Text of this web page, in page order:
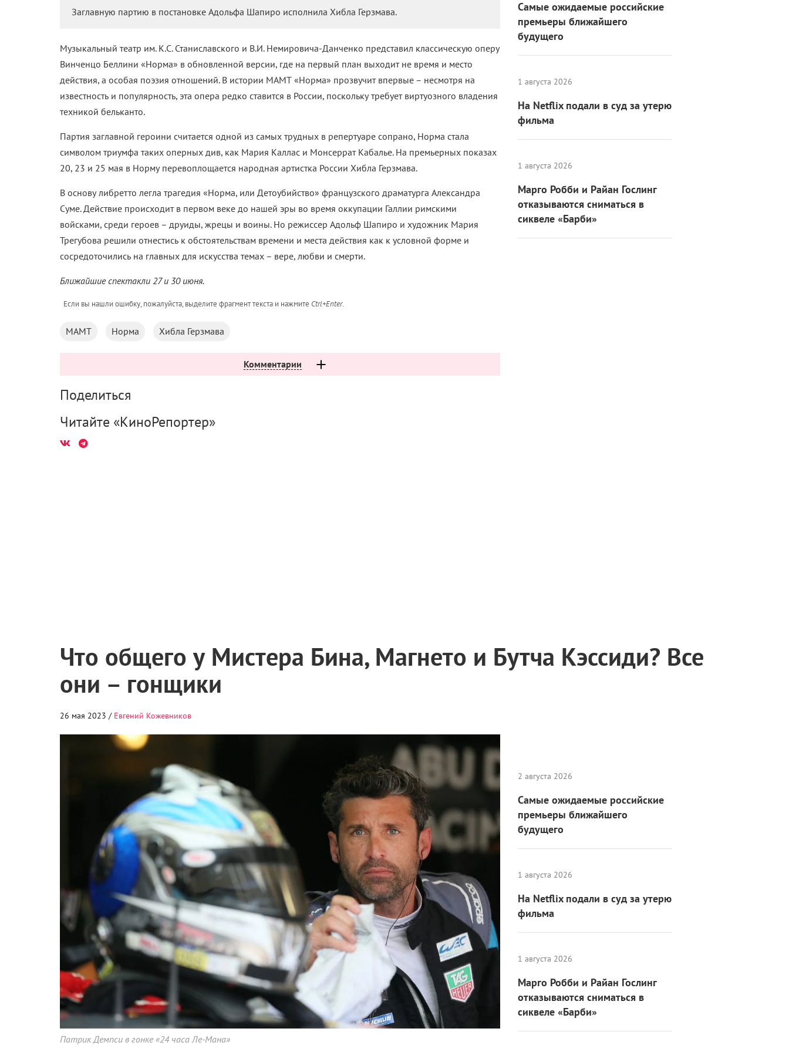
Заглавную партию в постановке Адольфа Шапиро исполнила Хибла Герзмава.
Музыкальный театр им. К.С. Станиславского и В.И. Немировича-Данченко представил классическую оперу
Винченцо Беллини «Норма» в обновленной версии, где на первый план выходит не время и место
действия, а особая поэзия отношений. В истории МАМТ «Норма» прозвучит впервые – несмотря на
известность и популярность, эта опера редко ставится в России, поскольку требует виртуозного владения
техникой бельканто.
Партия заглавной героини считается одной из самых трудных в репертуаре сопрано, Норма стала
символом триумфа таких оперных див, как Мария Каллас и Монсеррат Кабалье. На премьерных показах
20, 23 и 25 мая в Норму перевоплощается народная артистка России Хибла Герзмава.
В основу либретто легла трагедия «Норма, или Детоубийство» французского драматурга Александра
Суме. Действие происходит в первом веке до нашей эры во время оккупации Галлии римскими
войсками, среди героев – друиды, жрецы и воины. Но режиссер Адольф Шапиро и художник Мария
Трегубова решили отнестись к обстоятельствам времени и места действия как к условной форме и
сосредоточились на главных для искусства темах – вере, любви и смерти.
Ближайшие спектакли 27 и 30 июня.
Если вы нашли ошибку, пожалуйста, выделите фрагмент текста и нажмите Ctrl+Enter.
МАМТ Норма Хибла Герзмава
Комментарии
Поделиться
Читайте «КиноРепортер»
Самые ожидаемые российские
премьеры ближайшего
будущего
1 августа 2026
На Netflix подали в суд за утерю
фильма
1 августа 2026
Марго Робби и Райан Гослинг
отказываются сниматься в
сиквеле «Барби»
Что общего у Мистера Бина, Магнето и Бутча Кэссиди? Все
они – гонщики
26 мая 2023 / Евгений Кожевников
Патрик Демпси в гонке «24 часа Ле-Мана»
2 августа 2026
Самые ожидаемые российские
премьеры ближайшего
будущего
1 августа 2026
На Netflix подали в суд за утерю
фильма
1 августа 2026
Марго Робби и Райан Гослинг
отказываются сниматься в
сиквеле «Барби»